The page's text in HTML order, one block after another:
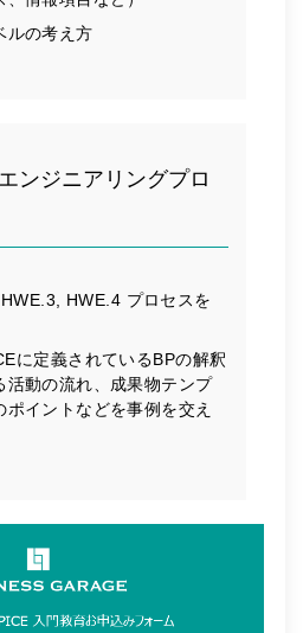
ルの考え方
ンジニアリングプロ
HWE.4 プロセスを
に定義されているBPの解釈
活動の流れ、成果物テンプ
ポイントなどを事例を交え